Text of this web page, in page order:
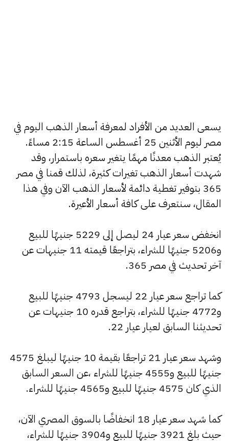
يسعى العديد من الأفراد لمعرفة أسعار الذهب اليوم في
مصر ليوم الأثنين 25 أغسطس الساعة 2:15 مساءً.
يُعتبر الذهب معدنًا مهمًا يتغير سعره باستمرار، وقد
شهدت أسعار الذهب تغيرات كثيرة، لذلك قمنا في مصر
365 بتوفير تغطية دائمة لأسعار الذهب الآن وفي هذا
المقال، سنتعرف على كافة أسعار الأعيرة.
انخفض سعر عيار 24 ليصل إلى 5229 جنيهًا للبيع
و5206 جنيهًا للشراء، بتراجعًا قيمته 11 جنيهات عن
آخر تحديث في مصر 365.
كما تراجع سعر عيار 22 ليسجل 4793 جنيهًا للبيع
و4772 جنيهًا للشراء، بتراجع قدره 10 جنيهات عن
تحديثنا السابق لعيار عيار 22.
وشهد سعر عيار 21 تراجعًا بقيمة 10 جنيهًا ليبلغ 4575
جنيهًا للبيع و4555 جنيهًا للشراء ،عن السعر السابق
الذي كان 4575 جنيهًا للبيع و4565 جنيهًا للشراء.
كما شهد سعر عيار 18 انخفاضًا بالسوق المصري الآن،
حيث بلغ 3921 جنيهًا للبيع و3904 جنيهًا للشراء،